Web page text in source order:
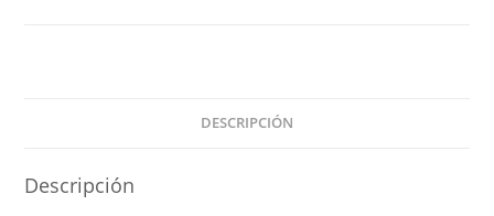
Canister
DESCRIPCIÓN
Descripción